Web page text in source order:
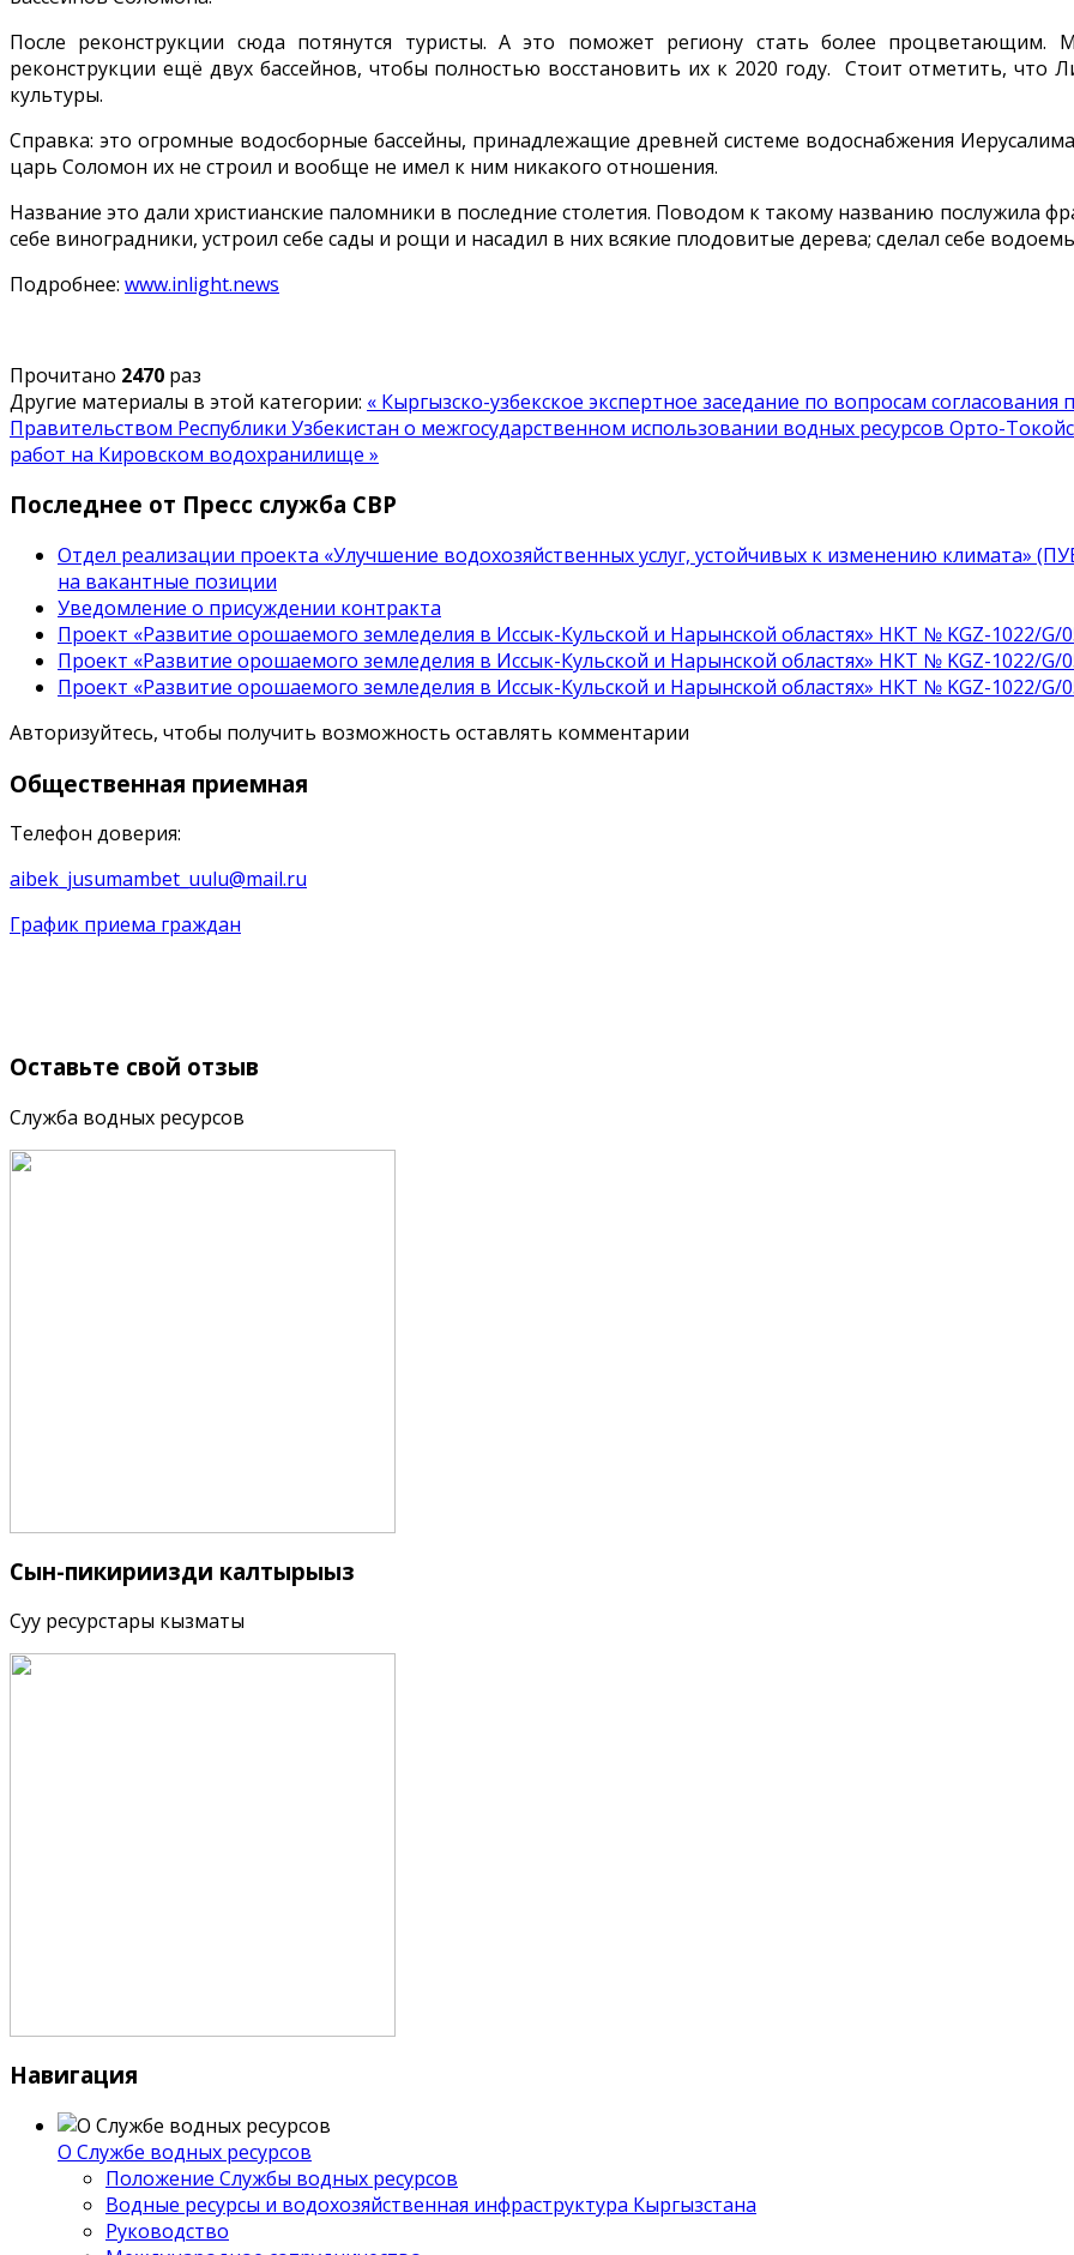
После реконструкции сюда потянутся туристы. А это поможет региону стать более процветающим.
реконструкции ещё двух бассейнов, чтобы полностью восстановить их к 2020 году. Стоит отметить, что
культуры.
Справка: это огромные водосборные бассейны, принадлежащие древней системе водоснабжения
царь Соломон их не строил и вообще не имел к ним никакого отношения.
Название это дали христианские паломники в последние столетия. Поводом к такому названию послужила
себе виноградники, устроил себе сады и рощи и насадил в них всякие плодовитые дерева; сделал себе
Подробнее: www.inlight.news
Прочитано 2470 раз
Другие материалы в этой категории: « Кыргызско-узбекское экспертное заседание по вопросам
Правительством Республики Узбекистан о межгосударственном использовании водных ресурсов Орто-
работ на Кировском водохранилище »
Последнее от Пресс служба СВР
Отдел реализации проекта «Улучшение водохозяйственных услуг, устойчивых к изменению климата»
на вакантные позиции
Уведомление о присуждении контракта
Проект «Развитие орошаемого земледелия в Иссык-Кульской и Нарынской областях» НКТ № KGZ-1022/G/
Проект «Развитие орошаемого земледелия в Иссык-Кульской и Нарынской областях» НКТ № KGZ-1022/G/
Проект «Развитие орошаемого земледелия в Иссык-Кульской и Нарынской областях» НКТ № KGZ-1022/G/
Авторизуйтесь, чтобы получить возможность оставлять комментарии
Общественная приемная
Телефон доверия:
aibek_jusumambet_uulu@mail.ru
График приема граждан
Оставьте свой отзыв
Служба водных ресурсов
Сын-пикириңизди калтырыңыз
Суу ресурстары кызматы
Навигация
О Службе водных ресурсов
Положение Службы водных ресурсов
Водные ресурсы и водохозяйственная инфраструктура Кыргызстана
Руководство